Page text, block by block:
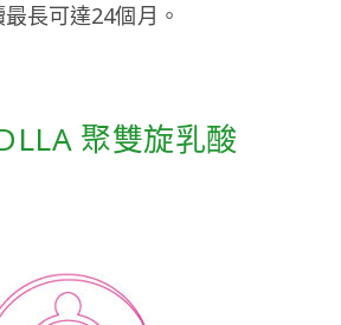
長可達24個月。
聚雙旋乳酸